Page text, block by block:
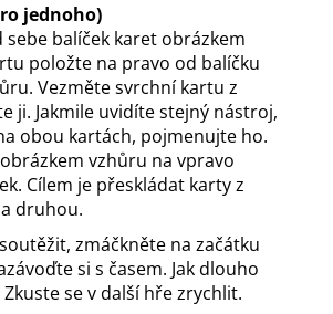
jednoho)
balíček karet obrázkem
položte na pravo od balíčku
Vezměte svrchní kartu z
ji. Jakmile uvidíte stejný nástroj,
obou kartách, pojmenujte ho.
vzhůru na vpravo
Cílem je přeskládat karty z
druhou.
zmáčkněte na začátku
si s časem. Jak dlouho
se v další hře zrychlit.